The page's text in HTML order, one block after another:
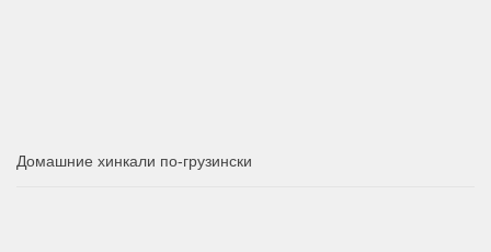
Домашние хинкали по-грузински